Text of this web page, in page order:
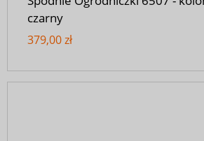
czarny
379,00 zł